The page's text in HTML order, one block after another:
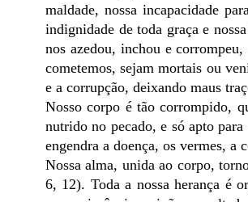
maldade, nossa incapacidade
indignidade de toda graça e
nos azedou, inchou e
cometemos, sejam mortais ou
e a corrupção, deixando maus
Nosso corpo é tão corrompido,
nutrido no pecado, e só apto
engendra a doença, os vermes, a
Nossa alma, unida ao corpo,
6, 12). Toda a nossa herança é